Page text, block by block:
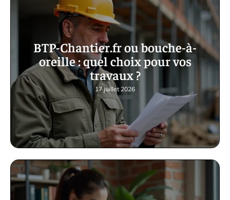
BTP-Chantier.fr ou bouche-à-
oreille : quel choix pour vos
travaux ?
17 juillet 2026